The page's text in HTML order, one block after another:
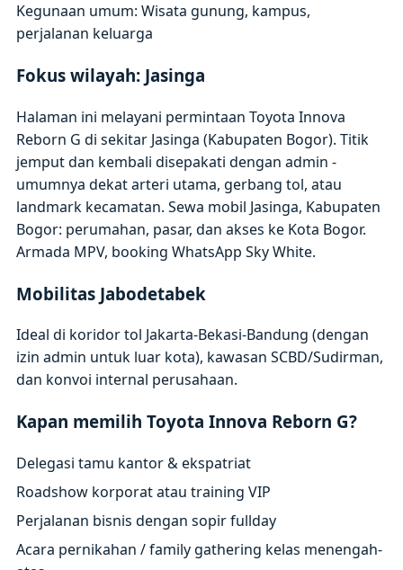
Kegunaan umum: Wisata gunung, kampus,
perjalanan keluarga
Fokus wilayah: Jasinga
Halaman ini melayani permintaan Toyota Innova
Reborn G di sekitar Jasinga (Kabupaten Bogor). Titik
jemput dan kembali disepakati dengan admin -
umumnya dekat arteri utama, gerbang tol, atau
landmark kecamatan. Sewa mobil Jasinga, Kabupaten
Bogor: perumahan, pasar, dan akses ke Kota Bogor.
Armada MPV, booking WhatsApp Sky White.
Mobilitas Jabodetabek
Ideal di koridor tol Jakarta-Bekasi-Bandung (dengan
izin admin untuk luar kota), kawasan SCBD/Sudirman,
dan konvoi internal perusahaan.
Kapan memilih Toyota Innova Reborn G?
Delegasi tamu kantor & ekspatriat
Roadshow korporat atau training VIP
Perjalanan bisnis dengan sopir fullday
Acara pernikahan / family gathering kelas menengah-